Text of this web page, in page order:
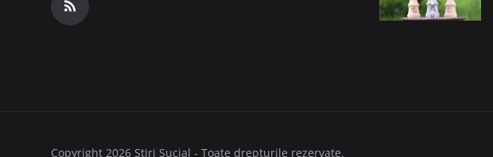
Copyright 2026 Stiri Sucial - Toate drepturile rezervate.